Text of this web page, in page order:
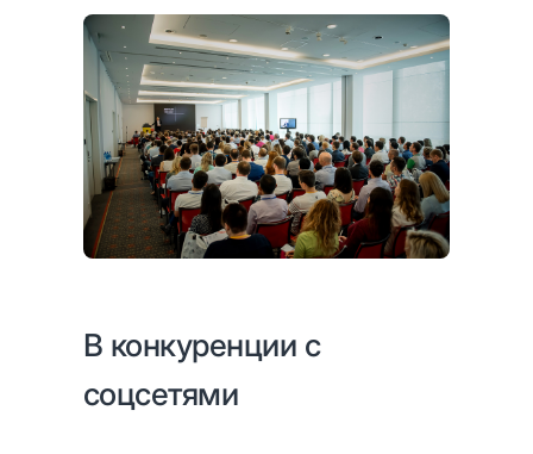
В конкуренции с
соцсетями